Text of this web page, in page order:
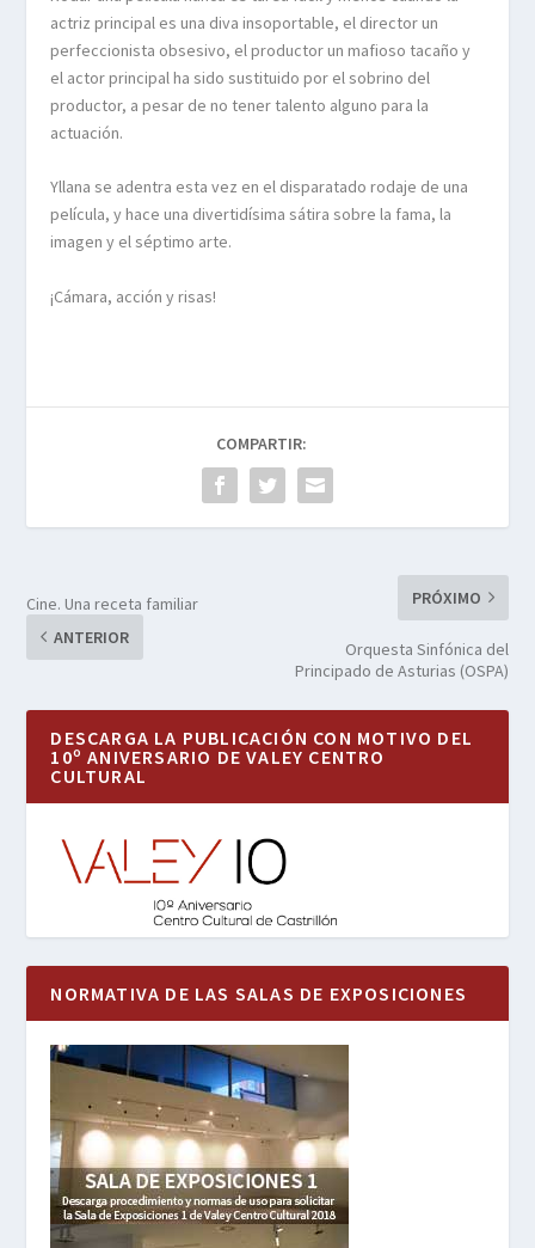
actriz principal es una diva insoportable, el director un
perfeccionista obsesivo, el productor un mafioso tacaño y
el actor principal ha sido sustituido por el sobrino del
productor, a pesar de no tener talento alguno para la
actuación.
Yllana se adentra esta vez en el disparatado rodaje de una
película, y hace una divertidísima sátira sobre la fama, la
imagen y el séptimo arte.
¡Cámara, acción y risas!
COMPARTIR:
Cine. Una receta familiar
ANTERIOR
PRÓXIMO
Orquesta Sinfónica del
Principado de Asturias (OSPA)
DESCARGA LA PUBLICACIÓN CON MOTIVO DEL
10º ANIVERSARIO DE VALEY CENTRO
CULTURAL
NORMATIVA DE LAS SALAS DE EXPOSICIONES